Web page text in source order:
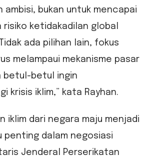
ambisi, bukan untuk mencapai
risiko ketidakadilan global
ada pilihan lain, fokus
melampaui mekanisme pasar
betul-betul ingin
krisis iklim,” kata Rayhan.
iklim dari negara maju menjadi
penting dalam negosiasi
Jenderal Perserikatan